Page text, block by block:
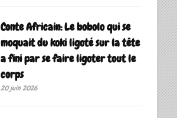
Conte Africain: Le bobolo qui se
moquait du koki ligoté sur la tête
a fini par se faire ligoter tout le
corps
20 juin 2026